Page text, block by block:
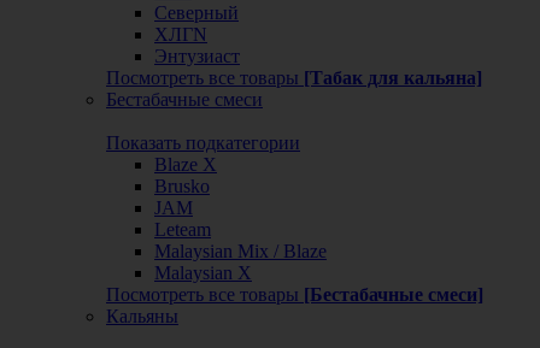
Северный
ХЛГN
Энтузиаст
Посмотреть все товары [Табак для кальяна]
Бестабачные смеси
Показать подкатегории
Blaze X
Brusko
JAM
Leteam
Malaysian Mix / Blaze
Malaysian X
Посмотреть все товары [Бестабачные смеси]
Кальяны